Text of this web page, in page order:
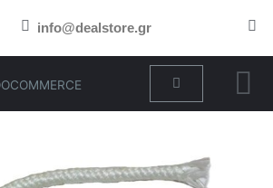
info@dealstore.gr
Cart